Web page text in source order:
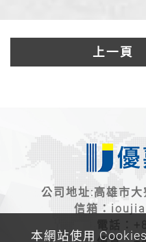
上一頁
本網站使用
公司地址:高雄市
信箱：
電話：